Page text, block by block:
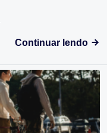
Continuar lendo